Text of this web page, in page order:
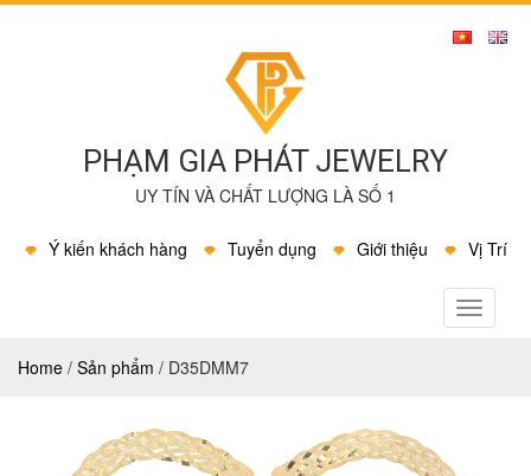
PHẠM GIA PHÁT JEWELRY
UY TÍN VÀ CHẤT LƯỢNG LÀ SỐ 1
Ý kiến khách hàng Tuyển dụng Giới thiệu Vị Trí
MENU
Home / Sản phẩm / D35DMM7